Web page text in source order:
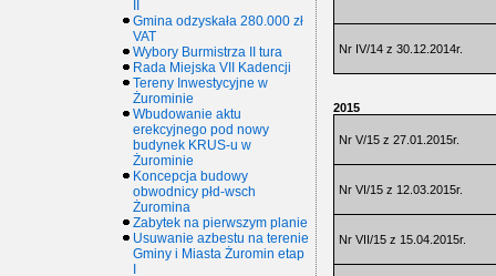
Gmina odzyskała 280.000 zł
VAT
Wybory Burmistrza II tura
Rada Miejska VII Kadencji
Tereny Inwestycyjne w
Żurominie
Wbudowanie aktu
erekcyjnego pod nowy
budynek KRUS-u w
Żurominie
Koncepcja budowy
obwodnicy płd-wsch
Żuromina
Zabytek na pierwszym planie
Usuwanie azbestu na terenie
Gminy i Miasta Żuromin etap
Nr IV/14 z 30.12.2014r.
2015
Nr V/15 z 27.01.2015r.
Nr VI/15 z 12.03.2015r.
Nr VII/15 z 15.04.2015r.